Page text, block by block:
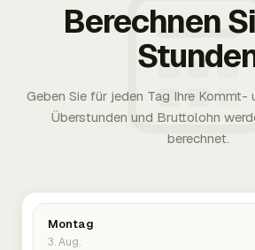
Berechnen
Geben Sie für jeden Tag Ihre Kommt-
Überstunden und Bruttolohn
berechnet.
Montag
3. Aug.